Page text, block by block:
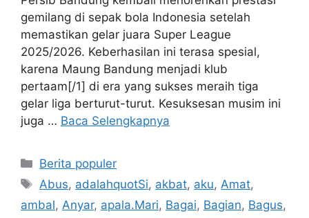
gemilang di sepak bola Indonesia setelah
memastikan gelar juara Super League
2025/2026. Keberhasilan ini terasa spesial,
karena Maung Bandung menjadi klub
pertaam[/1] di era yang sukses meraih tiga
gelar liga berturut-turut. Kesuksesan musim ini
juga … Baca Selengkapnya
Kategori
Berita populer
Tag
Abus, adalahquotSi, akbat, aku,Amat,
ambal, Anyar, apala.Mari, Bagai, Bagian, Bagus,